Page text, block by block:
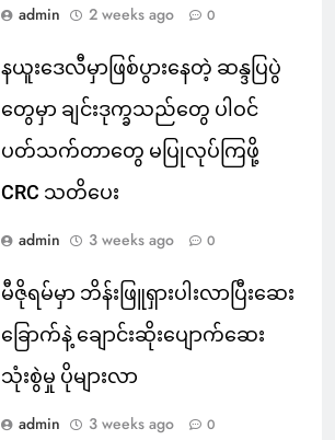
admin 2 weeks ago 0
နယူးဒေလီမှာဖြစ်ပွားနေတဲ့ ဆန္ဒပြပွဲ
တွေမှာ ချင်းဒုက္ခသည်တွေ ပါဝင်
ပတ်သက်တာတွေ မပြုလုပ်ကြဖို့
CRC သတိပေး
admin 3 weeks ago 0
မီဇိုရမ်မှာ ဘိန်းဖြူရှားပါးလာပြီးဆေး
ခြောက်နဲ့ ချောင်းဆိုးပျောက်ဆေး
သုံးစွဲမှု ပိုများလာ
admin 3 weeks ago 0